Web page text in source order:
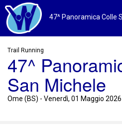
Trail Running
47^
San Michele
Ome (BS) - Venerdì, 01 Maggio 2026